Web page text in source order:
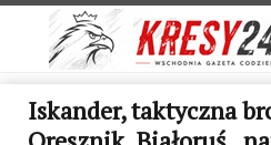
Iskander, taktyczna